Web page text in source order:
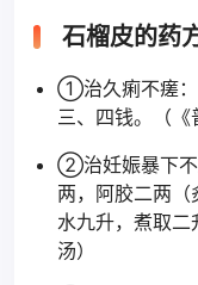
石榴皮的药
①治久痢不瘥：
三、四钱。（《
②治妊娠暴下不
两，阿胶二两
水九升，煮取二
汤）